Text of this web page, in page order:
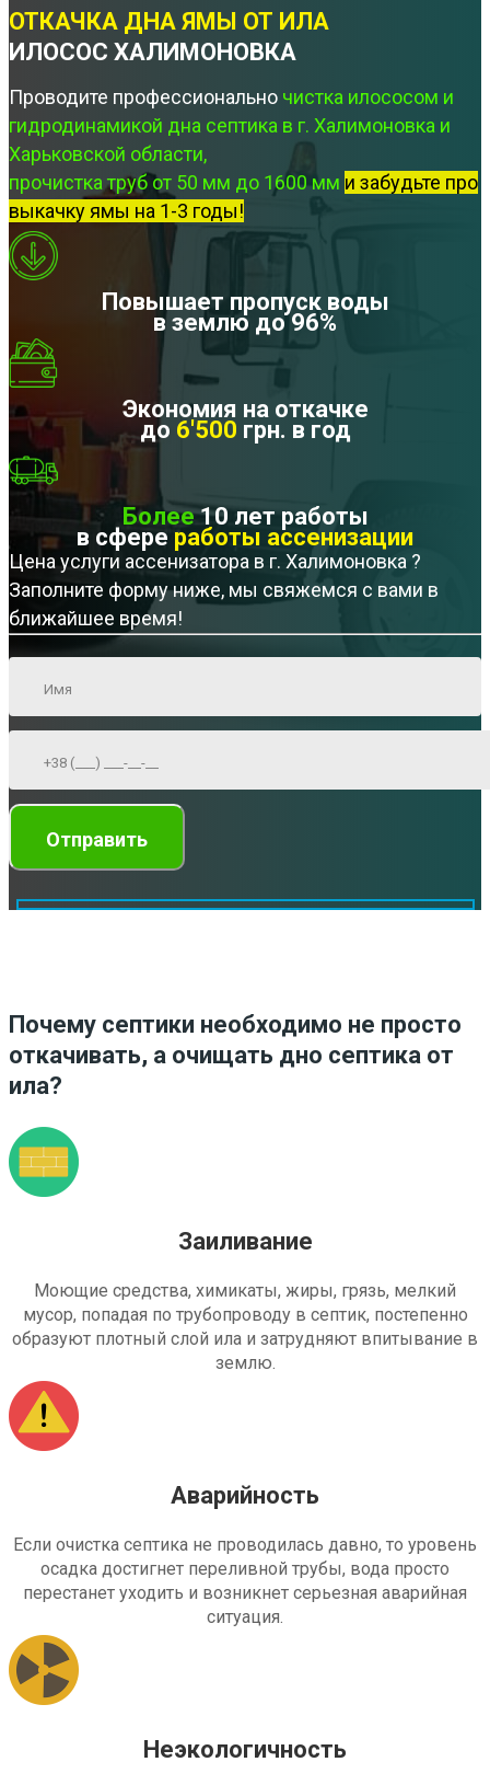
ОТКАЧКА ДНА ЯМЫ ОТ ИЛА
ИЛОСОС ХАЛИМОНОВКА
Проводите профессионально чистка илососом и
гидродинамикой дна септика в г. Халимоновка и
Харьковской области,
прочистка труб от 50 мм до 1600 мм и забудьте про
выкачку ямы на 1-3 годы!
Повышает пропуск воды
в землю до 96%
Экономия на откачке
до 6'500 грн. в год
Более10 лет работы
в сфере работы ассенизации
Цена услуги ассенизатора в г. Халимоновка ?
Заполните форму ниже, мы свяжемся с вами в
ближайшее время!
Почему септики необходимо не просто
откачивать, а очищать дно септика от
ила?
Заиливание
Моющие средства, химикаты, жиры, грязь, мелкий
мусор, попадая по трубопроводу в септик, постепенно
образуют плотный слой ила и затрудняют впитывание в
землю.
Аварийность
Если очистка септика не проводилась давно, то уровень
осадка достигнет переливной трубы, вода просто
перестанет уходить и возникнет серьезная аварийная
ситуация.
Неэкологичность